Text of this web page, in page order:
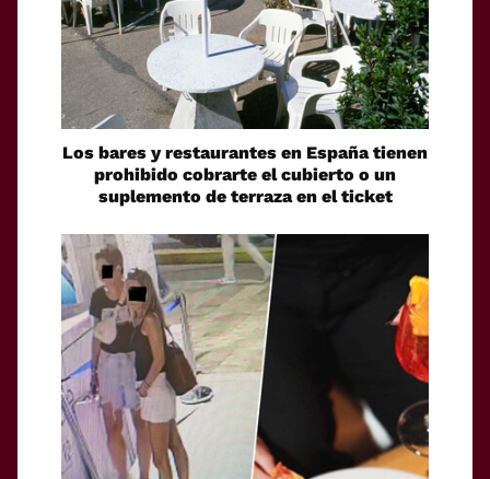
Los bares y restaurantes en España tienen
prohibido cobrarte el cubierto o un
suplemento de terraza en el ticket